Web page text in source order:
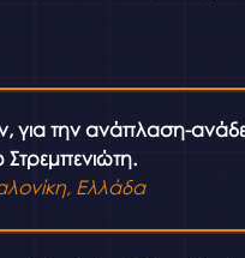
για την ανάπλαση-
Ελλάδα